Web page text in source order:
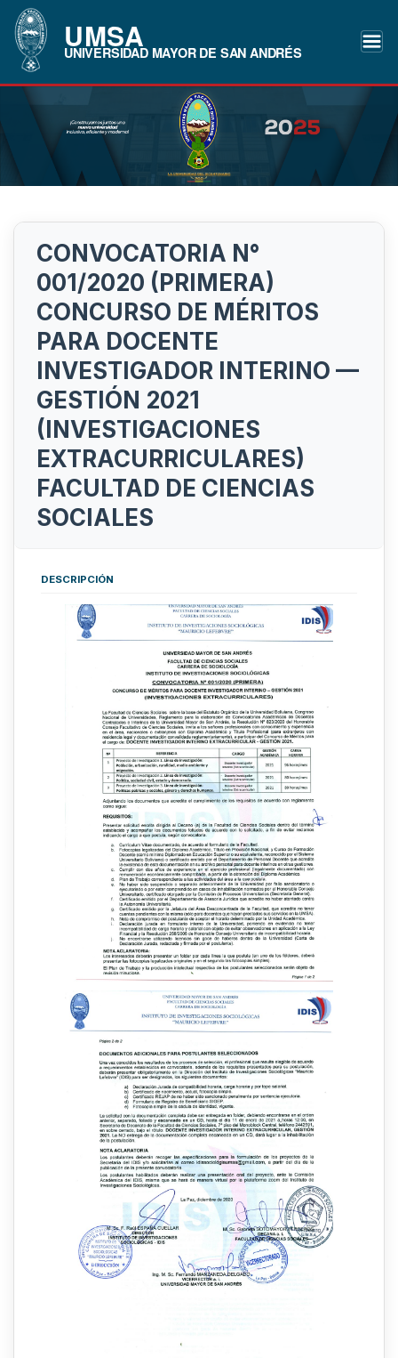
UMSA
UNIVERSIDAD MAYOR DE SAN ANDRÉS
CONVOCATORIA N°
001/2020 (PRIMERA)
CONCURSO DE MÉRITOS
PARA DOCENTE
INVESTIGADOR INTERINO —
GESTIÓN 2021
(INVESTIGACIONES
EXTRACURRICULARES)
FACULTAD DE CIENCIAS
SOCIALES
DESCRIPCIÓN